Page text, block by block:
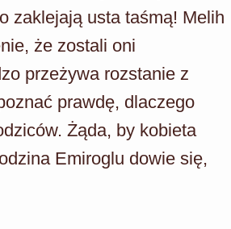
zaklejają usta taśmą! Melih
że zostali oni
przeżywa rozstanie z
prawdę, dlaczego
Żąda, by kobieta
Emiroglu dowie się,